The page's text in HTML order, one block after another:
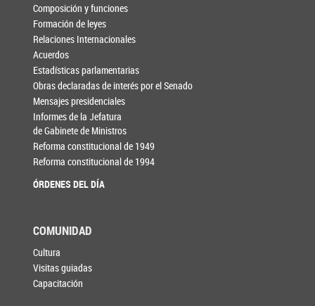
Composición y funciones
Formación de leyes
Relaciones Internacionales
Acuerdos
Estadísticas parlamentarias
Obras declaradas de interés por el Senado
Mensajes presidenciales
Informes de la Jefatura
de Gabinete de Ministros
Reforma constitucional de 1949
Reforma constitucional de 1994
ÓRDENES DEL DÍA
COMUNIDAD
Cultura
Visitas guiadas
Capacitación